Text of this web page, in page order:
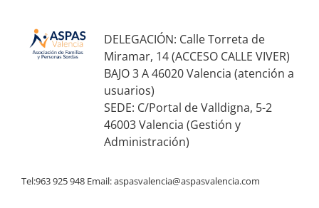
DELEGACIÓN: Calle Torreta de
Miramar, 14 (ACCESO CALLE VIVER)
BAJO 3 A 46020 Valencia (atención a
usuarios)
SEDE: C/Portal de Valldigna, 5-2
46003 Valencia (Gestión y
Administración)
Tel:963 925 948 Email:aspasvalencia@aspasvalencia.com